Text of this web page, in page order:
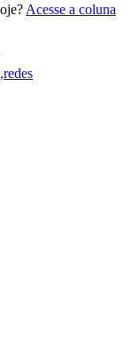
Acesse a coluna
,redes